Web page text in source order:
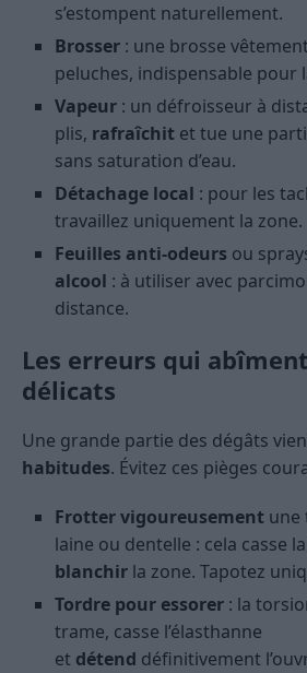
s’estompent naturellement.
Brosser : une brosse
peluches, indispensable pour
Vapeur : un défroisseur à
plis, rafraîchit et tue une
sans saturation d’eau.
Détachage local : pour les
travaillez uniquement la zone.
Feuilles anti-odeurs ou
alcool : à utiliser avec
distance.
Les erreurs qui
délicats
Une grande partie des dégâts
habitudes. Évitez ces pièges
Frotter vigoureusement une
laine ou dentelle : cela casse
blanchir la zone. Tapotez
Tordre pour essorer : la
trame, casse l’élasthanne
et détend définitivement